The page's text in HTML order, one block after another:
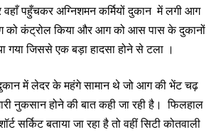
वहाँ पहुँचकर अग्निशमन कर्मियों दुकान में लगी आग
को कंट्रोल किया और आग को आस पास के दुकानों
गया जिससे एक बड़ा हादसा होने से टला ।
दुकान में लेदर के महंगे सामान थे जो आग की भेंट चढ़
नुकसान होने की बात कही जा रही है। फिलहाल
सर्किट बताया जा रहा है तो वहीं सिटी कोतवाली